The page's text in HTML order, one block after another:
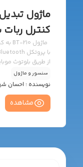
ماژول
کنترل ربات
از طریق بلوتوث
ارتباط برقرار نمود.
سنسور و ماژول
نویسنده : احسان
مشاهده